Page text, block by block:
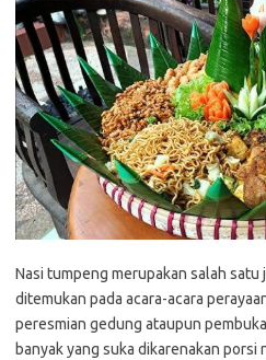
Nasi tumpeng merupakan salah satu
ditemukan pada acara-acara
peresmian gedung ataupun
banyak yang suka dikarenakan